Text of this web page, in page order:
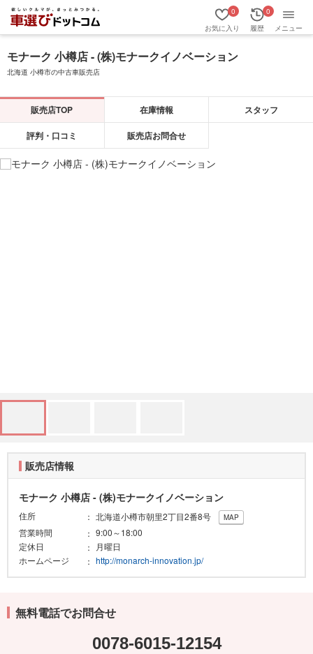
お気に入り
0
履歴
0
メニュー
モナーク 小樽店 - (株)モナークイノベーション
北海道 小樽市の中古車販売店
販売店TOP 在庫情報 スタッフ
評判・口コミ 販売店お問合せ
販売店情報
モナーク 小樽店 - (株)モナークイノベーション
住所 北海道小樽市朝里2丁目2番8号 MAP
営業時間
9:00～18:00
定休日
月曜日
ホームページ
http://monarch-innovation.jp/
無料電話でお問合せ
0078-6015-12154